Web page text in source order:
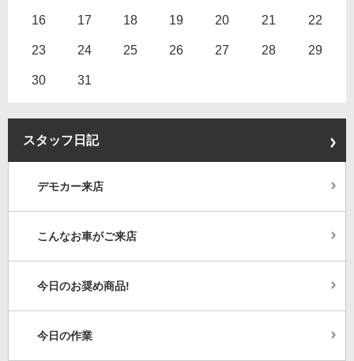
16 17 18 19 20 21 22
23 24 25 26 27 28 29
30 31
スタッフ日記
デモカー来店
こんなお車がご来店
今日のお奨め商品!
今日の作業